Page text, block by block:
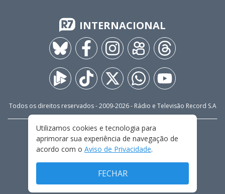
INTERNACIONAL
Todos os direitos reservados - 2009-2026- Rádio e Televisão Record S.A
FALE CONOSCO
PRIVACIDADE
TERMOS E CONDIÇÕES DE USO
Utilizamos cookies e tecnologia para
aprimorar sua experiência de navegação de
acordo com o Aviso de Privacidade.
FECHAR